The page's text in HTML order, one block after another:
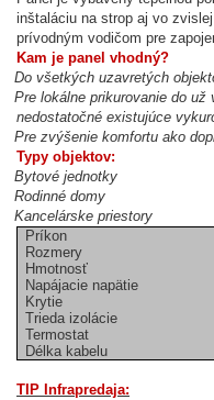
inštaláciu na strop aj vo
prívodným vodičom pre
Kam je panel vhodný?
Do všetkých uzavretých
Pre lokálne prikurovanie do
nedostatočné existujúce
Pre zvýšenie komfortu ako
Typy objektov:
Bytové jednotky
Rodinné domy
Kancelárske priestory
Príkon
Rozmery
Hmotnosť
Napájacie napätie
Krytie
Trieda izolácie
Termostat
Délka kabelu
TIP Infrapredaja: